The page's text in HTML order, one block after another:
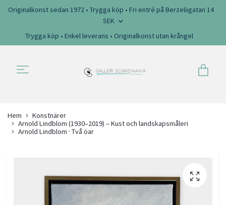
Originalkonst sedan 1972 • Trygga köp • Fri entré på Berzeliigatan 14
SEK
Trygga köp • Enkel leverans • Originalkonst utan krångel
Hem
Konstnärer
Arnold Lindblom (1930–2019) – Kust och landskapsmåleri
Arnold Lindblom · Två öar